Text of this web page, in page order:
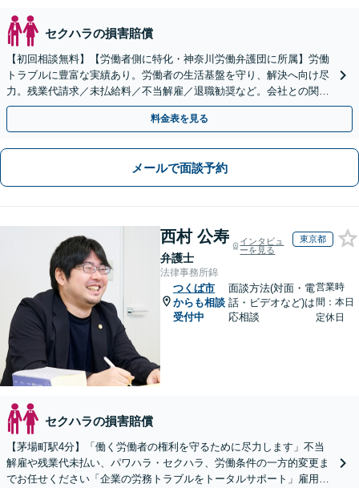
セクハラの損害賠償
【初回相談無料】【労働者側に特化・神奈川労働弁護団に所属】労働
トラブルに豊富な実績あり。労働者の生活基盤を守り、解決へ向け尽
力。残業代請求／未払給料／不当解雇／退職勧奨など。会社との関係
性も考慮し、ご意向を尊重しながら丁寧に対応いたします
料金表を見る
メールで面談予約
西村 公寿
弁護士
インタビュ
ーを見る
東京都
法律事務所錦
つくば市
からも相談
受付中
面談方法(対面・電
話・ビデオなど)は
応相談
営業時
間：本日
定休日
セクハラの損害賠償
【茅場町駅4分】「働く労働者の権利を守るために尽力します」不当
解雇や残業代未払い、パワハラ・セクハラ、労働条件の一方的変更ま
でお任せください「企業の労務トラブルをトータルサポート」雇用契